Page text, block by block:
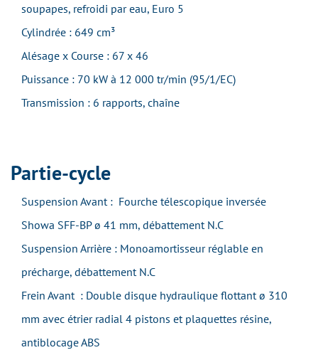
soupapes, refroidi par eau, Euro 5
Cylindrée : 649 cm³
Alésage x Course : 67 x 46
Puissance : 70 kW à 12 000 tr/min (95/1/EC)
Transmission : 6 rapports, chaîne
Partie-cycle
Suspension Avant : Fourche télescopique inversée
Showa SFF-BP ø 41 mm, débattement N.C
Suspension Arrière : Monoamortisseur réglable en
précharge, débattement N.C
Frein Avant : Double disque hydraulique flottant ø 310
mm avec étrier radial 4 pistons et plaquettes résine,
antiblocage ABS